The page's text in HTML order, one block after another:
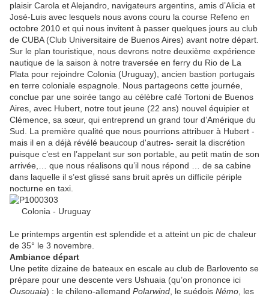
plaisir Carola et Alejandro, navigateurs argentins, amis d’Alicia et
José-Luis avec lesquels nous avons couru la course Refeno en
octobre 2010 et qui nous invitent à passer quelques jours au club
de CUBA (Club Universitaire de Buenos Aires) avant notre départ.
Sur le plan touristique, nous devrons notre deuxième expérience
nautique de la saison à notre traversée en ferry du Rio de La
Plata pour rejoindre Colonia (Uruguay), ancien bastion portugais
en terre coloniale espagnole. Nous partageons cette journée,
conclue par une soirée tango au célèbre café Tortoni de Buenos
Aires, avec Hubert, notre tout jeune (22 ans) nouvel équipier et
Clémence, sa sœur, qui entreprend un grand tour d’Amérique du
Sud. La première qualité que nous pourrions attribuer à Hubert -
mais il en a déjà révélé beaucoup d'autres- serait la discrétion
puisque c’est en l’appelant sur son portable, au petit matin de son
arrivée,… que nous réalisons qu’il nous répond … de sa cabine
dans laquelle il s’est glissé sans bruit après un difficile périple
nocturne en taxi.
Colonia - Uruguay
Le printemps argentin est splendide et a atteint un pic de chaleur
de 35° le 3 novembre.
Ambiance départ
Une petite dizaine de bateaux en escale au club de Barlovento se
prépare pour une descente vers Ushuaia (qu’on prononce ici
Ousouaia) : le chileno-allemand Polarwind , le suédois Némo , les